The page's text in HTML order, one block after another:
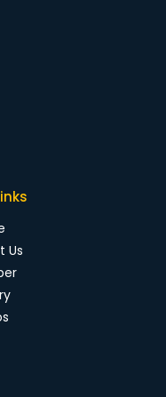
Us